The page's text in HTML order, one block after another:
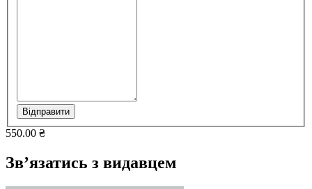
Відправити
550.00 ₴
Зв’язатись з видавцем